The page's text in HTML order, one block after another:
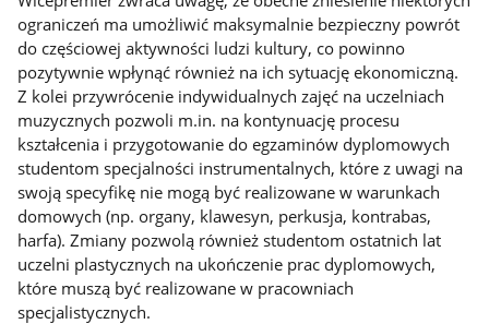
ograniczeń ma umożliwić maksymalnie bezpieczny powrót
do częściowej aktywności ludzi kultury, co powinno
pozytywnie wpłynąć również na ich sytuację ekonomiczną.
Z kolei przywrócenie indywidualnych zajęć na uczelniach
muzycznych pozwoli m.in. na kontynuację procesu
kształcenia i przygotowanie do egzaminów dyplomowych
studentom specjalności instrumentalnych, które z uwagi na
swoją specyfikę nie mogą być realizowane w warunkach
domowych (np. organy, klawesyn, perkusja, kontrabas,
harfa). Zmiany pozwolą również studentom ostatnich lat
uczelni plastycznych na ukończenie prac dyplomowych,
które muszą być realizowane w pracowniach
specjalistycznych.